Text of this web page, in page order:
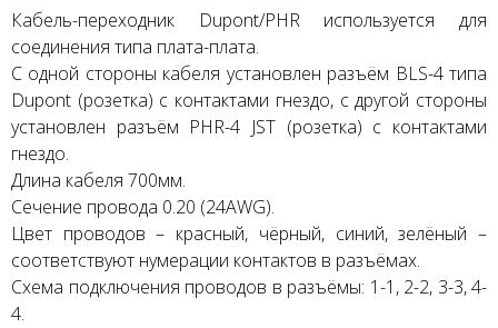
Кабель-переходник Dupont/PHR используется для
соединения типа плата-плата.
С одной стороны кабеля установлен разъём BLS-4 типа
Dupont (розетка) с контактами гнездо, с другой стороны
установлен разъём PHR-4 JST (розетка) с контактами
гнездо.
Длина кабеля 700мм.
Сечение провода 0.20 (24AWG).
Цвет проводов – красный, чёрный, синий, зелёный –
соответствуют нумерации контактов в разъёмах.
Схема подключения проводов в разъёмы: 1-1, 2-2, 3-3, 4-
4.